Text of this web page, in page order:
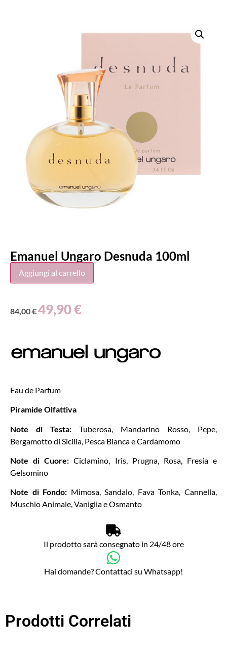
Emanuel Ungaro Desnuda 100ml
Aggiungi al carrello
84,00€49,90€
Eau de Parfum
Piramide Olfattiva
Note di Testa: Tuberosa, Mandarino Rosso, Pepe,
Bergamotto di Sicilia, Pesca Bianca e Cardamomo
Note di Cuore:Ciclamino, Iris, Prugna, Rosa, Fresia e
Gelsomino
Note di Fondo: Mimosa, Sandalo, Fava Tonka, Cannella,
Muschio Animale, Vaniglia e Osmanto
Il prodotto sarà consegnato in 24/48 ore
Hai domande? Contattaci su Whatsapp!
Prodotti Correlati